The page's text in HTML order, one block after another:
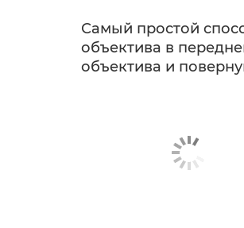
Самый простой
объектива в
объектива и